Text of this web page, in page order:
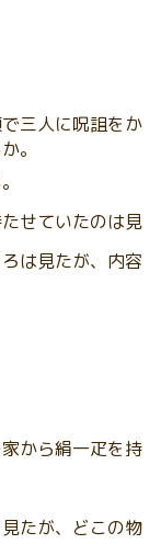
三人に呪詛をか
。
せていたのは見
は見たが、内容
から絹一疋を持
たが、どこの物